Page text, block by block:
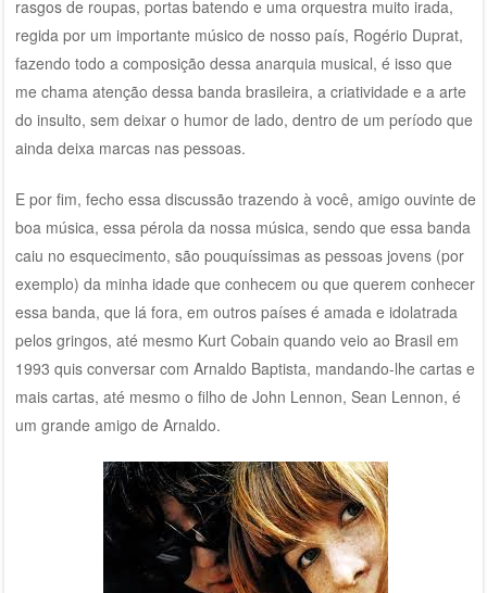
rasgos de roupas, portas batendo e uma orquestra muito irada,
regida por um importante músico de nosso país, Rogério Duprat,
fazendo todo a composição dessa anarquia musical, é isso que
me chama atenção dessa banda brasileira, a criatividade e a arte
do insulto, sem deixar o humor de lado, dentro de um período que
ainda deixa marcas nas pessoas.
E por fim, fecho essa discussão trazendo à você, amigo ouvinte de
boa música, essa pérola da nossa música, sendo que essa banda
caiu no esquecimento, são pouquíssimas as pessoas jovens (por
exemplo) da minha idade que conhecem ou que querem conhecer
essa banda, que lá fora, em outros países é amada e idolatrada
pelos gringos, até mesmo Kurt Cobain quando veio ao Brasil em
1993 quis conversar com Arnaldo Baptista, mandando-lhe cartas e
mais cartas, até mesmo o filho de John Lennon, Sean Lennon, é
um grande amigo de Arnaldo.